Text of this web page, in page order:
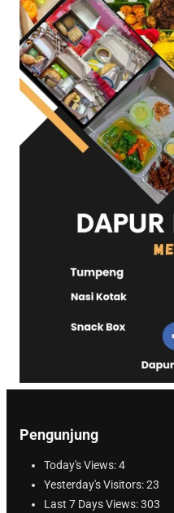
Pengunjung
Today's Views:4
Yesterday's Visitors:23
Last 7 Days Views:303